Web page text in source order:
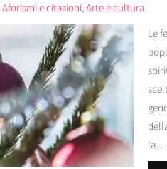
Aforismi e citazioni,Arte e cultura
Le
la...